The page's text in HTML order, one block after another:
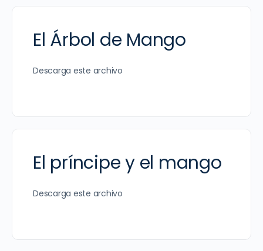
El Árbol de Mango
Descarga este archivo
El príncipe y el mango
Descarga este archivo